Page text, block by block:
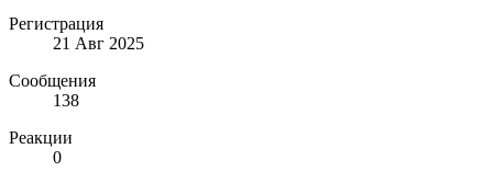
Регистрация
21 Авг 2025
Сообщения
138
Реакции
0